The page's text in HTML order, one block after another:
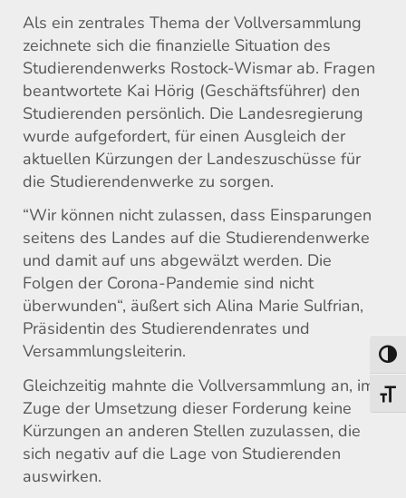
Als ein zentrales Thema der Vollversammlung
zeichnete sich die finanzielle Situation des
Studierendenwerks Rostock-Wismar ab. Fragen
beantwortete Kai Hörig (Geschäftsführer) den
Studierenden persönlich. Die Landesregierung
wurde aufgefordert, für einen Ausgleich der
aktuellen Kürzungen der Landeszuschüsse für
die Studierendenwerke zu sorgen.
“Wir können nicht zulassen, dass Einsparungen
seitens des Landes auf die Studierendenwerke
und damit auf uns abgewälzt werden. Die
Folgen der Corona-Pandemie sind nicht
überwunden“, äußert sich Alina Marie Sulfrian,
Präsidentin des Studierendenrates und
Versammlungsleiterin.
Gleichzeitig mahnte die Vollversammlung an, im
Zuge der Umsetzung dieser Forderung keine
Kürzungen an anderen Stellen zuzulassen, die
sich negativ auf die Lage von Studierenden
auswirken.